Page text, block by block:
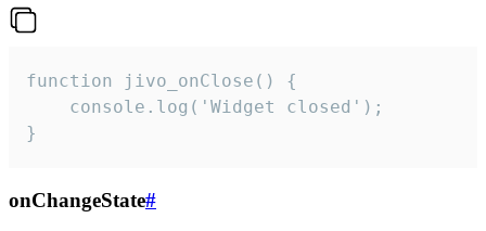
function jivo_onClose() {
    console.log('Widget closed');
}
onChangeState#